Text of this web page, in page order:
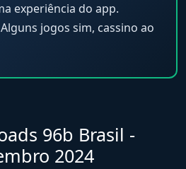
experiência do app.
jogos sim, cassino ao
96b Brasil -
2024